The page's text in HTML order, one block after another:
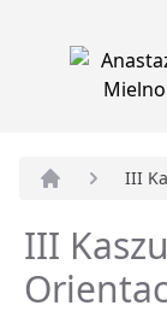
III
III